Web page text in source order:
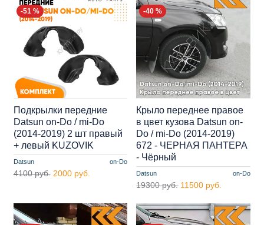
-51 %
Datsun on-Do
Подкрылки передние
Datsun on-Do / mi-Do
(2014-2019) 2 шт правый
+ левый KUZOVIK
4100 руб. 2000 руб.
-40 %
Datsun on-Do
Крыло переднее правое
в цвет кузова Datsun on-
Do / mi-Do (2014-2019)
672 - ЧЕРНАЯ ПАНТЕРА
- Чёрный
19300 руб. 11500 руб.